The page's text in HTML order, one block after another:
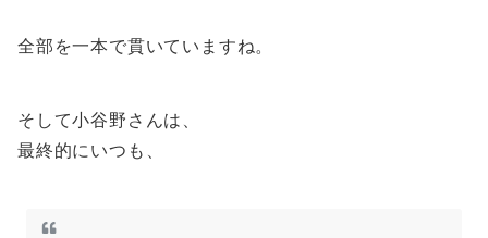
全部を一本で貫いていますね。
そして小谷野さんは、
最終的にいつも、